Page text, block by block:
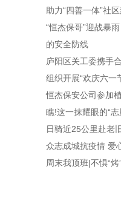
助力“四善一体”社
“恒杰保哥”迎战暴
的安全防线
庐阳区关工委携手
组织开展“欢庆六一
恒杰保安公司参加
瞧!这一抹耀眼的“
日骑近25公里赴老
众志成城抗疫情 爱
周末我顶班|不惧“烤